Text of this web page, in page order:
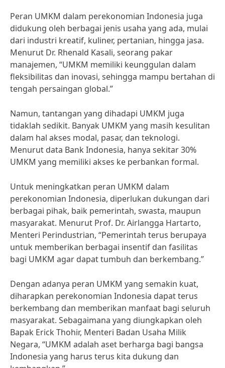
Peran UMKM dalam perekonomian Indonesia juga
didukung oleh berbagai jenis usaha yang ada, mulai
dari industri kreatif, kuliner, pertanian, hingga jasa.
Menurut Dr. Rhenald Kasali, seorang pakar
manajemen, “UMKM memiliki keunggulan dalam
fleksibilitas dan inovasi, sehingga mampu bertahan di
tengah persaingan global.”
Namun, tantangan yang dihadapi UMKM juga
tidaklah sedikit. Banyak UMKM yang masih kesulitan
dalam hal akses modal, pasar, dan teknologi.
Menurut data Bank Indonesia, hanya sekitar 30%
UMKM yang memiliki akses ke perbankan formal.
Untuk meningkatkan peran UMKM dalam
perekonomian Indonesia, diperlukan dukungan dari
berbagai pihak, baik pemerintah, swasta, maupun
masyarakat. Menurut Prof. Dr. Airlangga Hartarto,
Menteri Perindustrian, “Pemerintah terus berupaya
untuk memberikan berbagai insentif dan fasilitas
bagi UMKM agar dapat tumbuh dan berkembang.”
Dengan adanya peran UMKM yang semakin kuat,
diharapkan perekonomian Indonesia dapat terus
berkembang dan memberikan manfaat bagi seluruh
masyarakat. Sebagaimana yang diungkapkan oleh
Bapak Erick Thohir, Menteri Badan Usaha Milik
Negara, “UMKM adalah aset berharga bagi bangsa
Indonesia yang harus terus kita dukung dan